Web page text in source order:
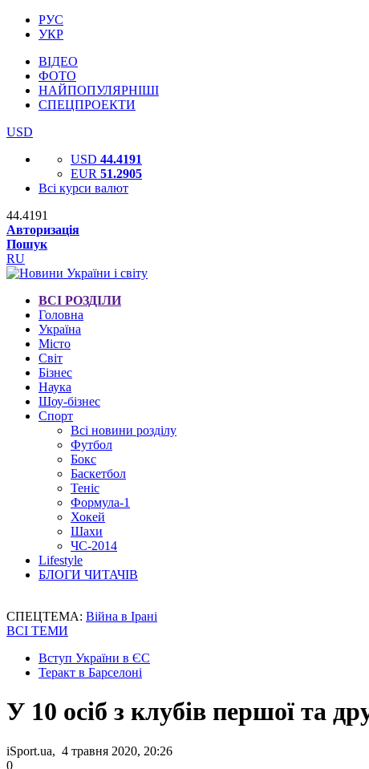
РУС
УКР
ВІДЕО
ФОТО
НАЙПОПУЛЯРНІШІ
СПЕЦПРОЕКТИ
USD
USD 44.4191
EUR 51.2905
Всі курси валют
44.4191
Авторизація
Пошук
RU
ВСІ РОЗДІЛИ
Головна
Україна
Місто
Світ
Бізнес
Наука
Шоу-бізнес
Спорт
Всі новини розділу
Футбол
Бокс
Баскетбол
Теніс
Формула-1
Хокей
Шахи
ЧС-2014
Lifestyle
БЛОГИ ЧИТАЧІВ
СПЕЦТЕМА: Війна в Ірані
ВСІ ТЕМИ
Вступ України в ЄС
Теракт в Барселоні
У 10 осіб з клубів першої та
iSport.ua, 4 травня 2020, 20:26
0